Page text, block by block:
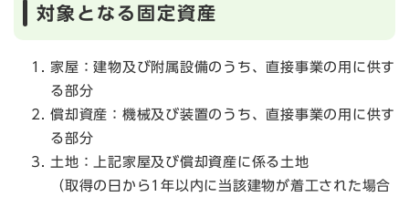
対象となる固定資産
家屋：建物及び附属設備のうち、直接事業の用に供す
る部分
償却資産：機械及び装置のうち、直接事業の用に供す
る部分
土地：上記家屋及び償却資産に係る土地
（取得の日から1年以内に当該建物が着工された場合